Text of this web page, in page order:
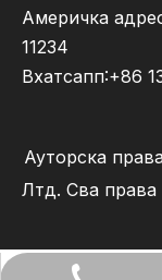
Америчка
11234
Вхатсапп:+86
Ауторска
Лтд. Сва права